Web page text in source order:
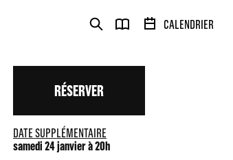
CALENDRIER
RÉSERVER
DATE SUPPLÉMENTAIRE
samedi 24 janvier à 20h